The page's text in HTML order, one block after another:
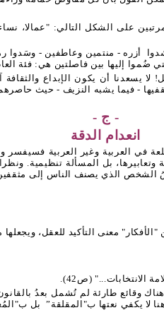
على الشكل التالي: "عمالا،
أزره - منتمين وعاطفين - وسَدوا
ضُموا إليها بين فاصلتين هي: فئة
أن يكون الإبداع والثقافة
- فيما يشبه النزيف - حيث
- ج -
انعدام الدقة
العربية وغير العربية فسيفسر
بل المسألة تنظيمية.
الذي يصنف الناس إلى
الانتخابات..." (ص42).
وقائع طارئة لم تُشمل بعدُ
لا يكفي نعتها ب"المقلقة”
بل